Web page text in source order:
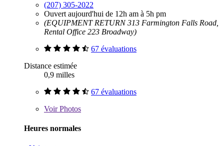
(207) 305-2022
Ouvert aujourd'hui de 12h am à 5h pm
(EQUIPMENT RETURN 313 Farmington Falls Road,
Rental Office 223 Broadway)
67 évaluations
Distance estimée
0,9 milles
67 évaluations
VoirPhotos
Heures normales